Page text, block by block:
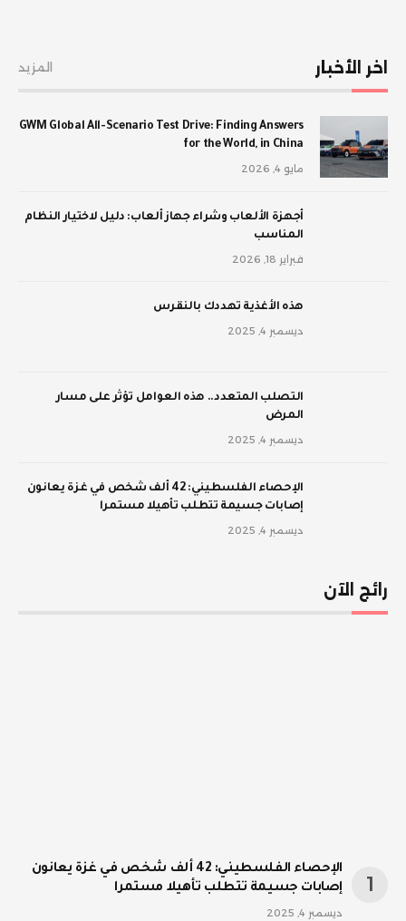
اخر الأخبار المزيد
GWM Global All-Scenario Test Drive: Finding Answers
for the World, in China
مايو 4, 2026
أجهزة الألعاب وشراء جهاز ألعاب: دليل لاختيار النظام
المناسب
فبراير 18, 2026
‫هذه الأغذية تهددك بالنقرس
ديسمبر 4, 2025
‫التصلب المتعدد.. هذه العوامل تؤثر على مسار
المرض
ديسمبر 4, 2025
الإحصاء الفلسطيني: 42 ألف شخص في غزة يعانون
إصابات جسيمة تتطلب تأهيلا مستمرا
ديسمبر 4, 2025
رائج الآن
الإحصاء الفلسطيني: 42 ألف شخص في غزة يعانون
إصابات جسيمة تتطلب تأهيلا مستمرا
ديسمبر 4, 2025